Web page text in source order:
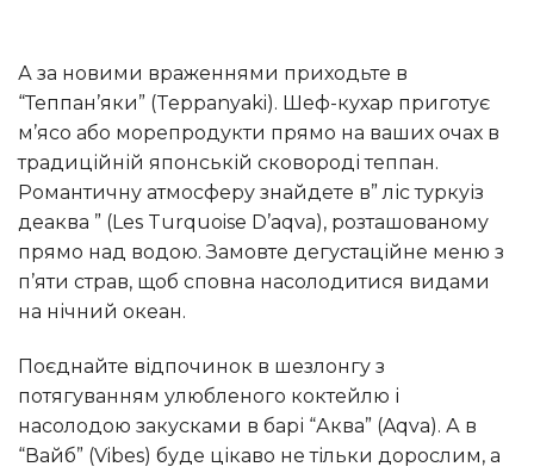
А за новими враженнями приходьте в
“Теппан’яки” (Teppanyaki). Шеф-кухар приготує
м’ясо або морепродукти прямо на ваших очах в
традиційній японській сковороді теппан.
Романтичну атмосферу знайдете в” ліс туркуіз
деаква ” (Les Turquoise D’aqva), розташованому
прямо над водою. Замовте дегустаційне меню з
п’яти страв, щоб сповна насолодитися видами
на нічний океан.
Поєднайте відпочинок в шезлонгу з
потягуванням улюбленого коктейлю і
насолодою закусками в барі “Аква” (Aqva). А в
“Вайб” (Vibes) буде цікаво не тільки дорослим, а